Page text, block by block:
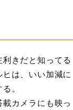
きだと知ってる
は、いい加減に
。
カメラにも映っ